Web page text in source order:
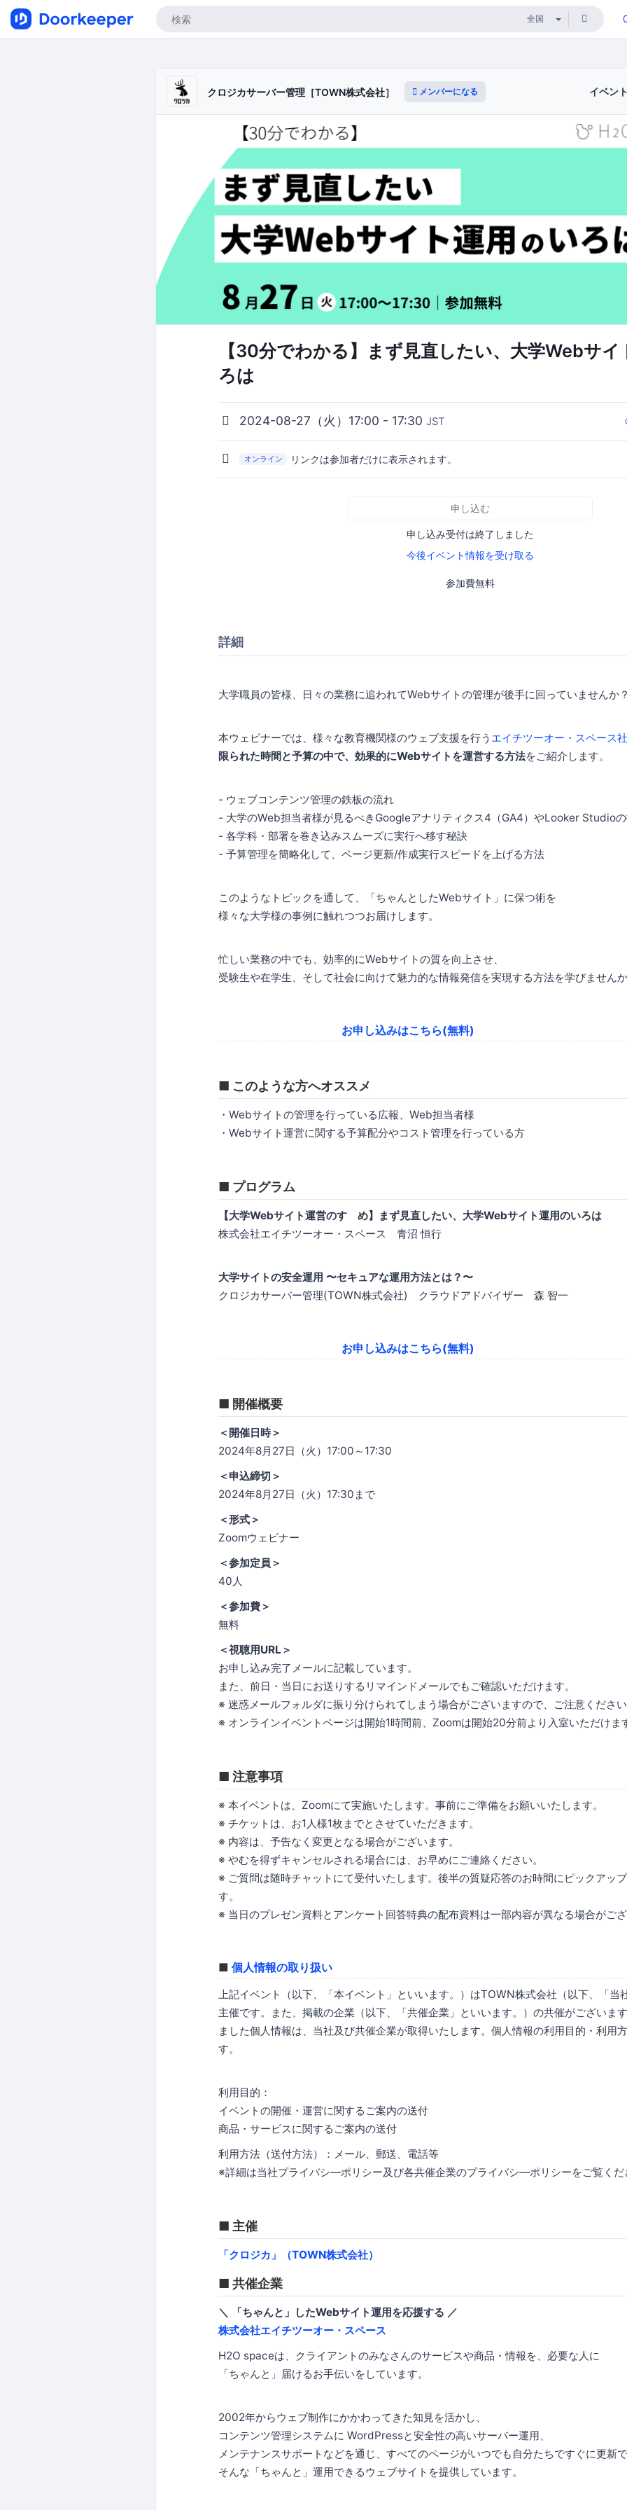
クロジカサーバー管理［TOWN株式会社］ メンバーになる イベン
【30分でわかる】まず見直したい、大学Webサイ
ろは
2024-08-27（火）17:00 - 17:30 JST
オンライン リンクは参加者だけに表示されます。
申し込む
申し込み受付は終了しました
今後イベント情報を受け取る
参加費無料
詳細
大学職員の皆様、日々の業務に追われてWebサイトの管理が後手に回っていませんか
本ウェビナーでは、様々な教育機関様のウェブ支援を行う エイチツーオー・スペース社
限られた時間と予算の中で、効果的にWebサイトを運営する方法をご紹介します。
- ウェブコンテンツ管理の鉄板の流れ
- 大学のWeb担当者様が見るべきGoogleアナリティクス4（GA4）やLooker Studio
- 各学科・部署を巻き込みスムーズに実行へ移す秘訣
- 予算管理を簡略化して、ページ更新/作成実行スピードを上げる方法
このようなトピックを通して、「ちゃんとしたWebサイト」に保つ術を
様々な大学様の事例に触れつつお届けします。
忙しい業務の中でも、効率的にWebサイトの質を向上させ、
受験生や在学生、そして社会に向けて魅力的な情報発信を実現する方法を学びません
お申し込みはこちら(無料)
■ このような方へオススメ
・Webサイトの管理を行っている広報、Web担当者様
・Webサイト運営に関する予算配分やコスト管理を行っている方
■ プログラム
【大学Webサイト運営のすゝめ】まず見直したい、大学Webサイト運用のいろは
株式会社エイチツーオー・スペース 青沼 恒行
大学サイトの安全運用 〜セキュアな運用方法とは？〜
クロジカサーバー管理(TOWN株式会社) クラウドアドバイザー 森 智一
お申し込みはこちら(無料)
■ 開催概要
＜開催日時＞
2024年8月27日（火）17:00～17:30
＜申込締切＞
2024年8月27日（火）17:30まで
＜形式＞
Zoomウェビナー
＜参加定員＞
40人
＜参加費＞
無料
＜視聴用URL＞
お申し込み完了メールに記載しています。
また、前日・当日にお送りするリマインドメールでもご確認いただけます。
※ 迷惑メールフォルダに振り分けられてしまう場合がございますので、ご注意くださ
※ オンラインイベントページは開始1時間前、Zoomは開始20分前より入室いただけま
■ 注意事項
※ 本イベントは、Zoomにて実施いたします。事前にご準備をお願いいたします。
※ チケットは、お1人様1枚までとさせていただきます。
※ 内容は、予告なく変更となる場合がございます。
※ やむを得ずキャンセルされる場合には、お早めにご連絡ください。
※ ご質問は随時チャットにて受付いたします。後半の質疑応答のお時間にピックアッ
す。
※ 当日のプレゼン資料とアンケート回答特典の配布資料は一部内容が異なる場合がご
■ 個人情報の取り扱い
上記イベント（以下、「本イベント」といいます。）はTOWN株式会社（以下、「当
主催です。また、掲載の企業（以下、「共催企業」といいます。）の共催がございま
ました個人情報は、当社及び共催企業が取得いたします。個人情報の利用目的・利用
す。
利用目的：
イベントの開催・運営に関するご案内の送付
商品・サービスに関するご案内の送付
利用方法（送付方法）：メール、郵送、電話等
※詳細は当社プライバシ―ポリシー及び各共催企業のプライバシ―ポリシーをご覧くだ
■ 主催
「クロジカ」（TOWN株式会社）
■ 共催企業
＼ 「ちゃんと」したWebサイト運用を応援する ／
株式会社エイチツーオー・スペース
H2O spaceは、クライアントのみなさんのサービスや商品・情報を、必要な人に
「ちゃんと」届けるお手伝いをしています。
2002年からウェブ制作にかかわってきた知見を活かし、
コンテンツ管理システムに WordPressと安全性の高いサーバー運用、
メンテナンスサポートなどを通じ、すべてのページがいつでも自分たちですぐに更新
そんな「ちゃんと」運用できるウェブサイトを提供しています。